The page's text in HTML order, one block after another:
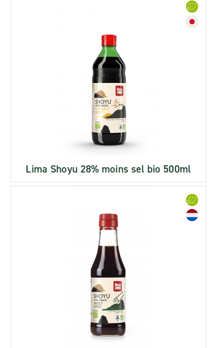
Lima Shoyu 28% moins sel bio 500ml